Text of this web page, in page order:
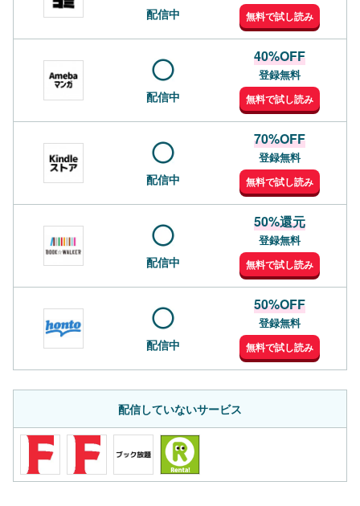
配信中 無料で試し読み
配信中
40%OFF
登録無料
無料で試し読み
配信中
70%OFF
登録無料
無料で試し読み
配信中
50%還元
登録無料
無料で試し読み
配信中
50%OFF
登録無料
無料で試し読み
配信していないサービス